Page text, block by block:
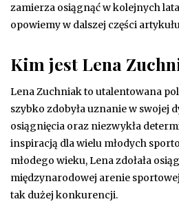
zamierza osiągnąć w kolejnych
opowiemy w dalszej części
Kim jest Lena
Lena Zuchniak to utalentowana
szybko zdobyła uznanie w swojej
osiągnięcia oraz niezwykła
inspiracją dla wielu młodych
młodego wieku, Lena zdołała
międzynarodowej arenie
tak dużej konkurencji.